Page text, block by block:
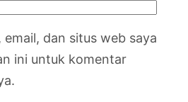
email, dan situs web saya
ini untuk komentar